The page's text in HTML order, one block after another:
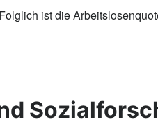
ist die